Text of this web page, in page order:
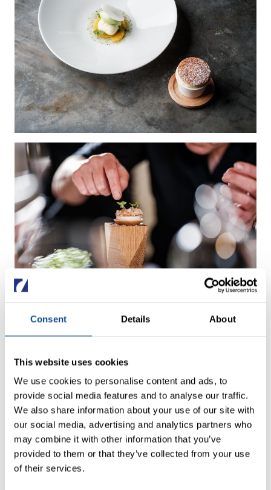
Consent Details About
This website uses cookies
We use cookies to personalise content and ads, to
provide social media features and to analyse our traffic.
We also share information about your use of our site with
our social media, advertising and analytics partners who
may combine it with other information that you’ve
provided to them or that they’ve collected from your use
of their services.